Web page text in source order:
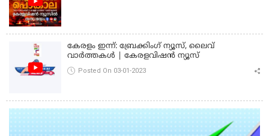
കേരളം ഇന്ന്: ബ്രേക്കിംഗ് ന്യൂസ്, ലൈവ്
വാർത്തകൾ | കേരളവിഷൻ ന്യൂസ്
Posted On 03-01-2023